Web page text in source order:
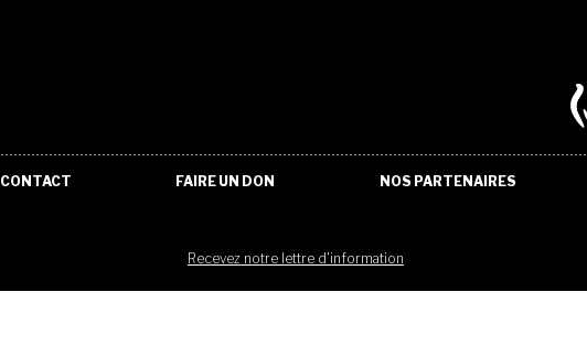
CONTACT FAIRE UN DON NOS PARTENAIRES
Recevez notre lettre d'information